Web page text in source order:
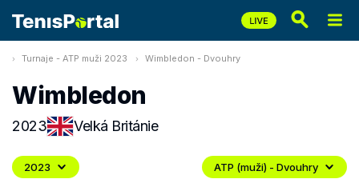
Turnaje - ATP muži 2023 Wimbledon - Dvouhry
Wimbledon
2023 Velká Británie
2023 ATP (muži) - Dvouhry